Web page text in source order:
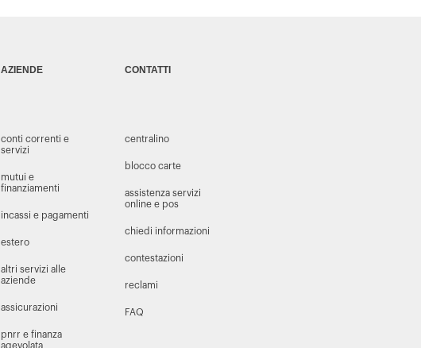
AZIENDE
conti correnti e
servizi
mutui e
finanziamenti
incassi e pagamenti
estero
altri servizi alle
aziende
assicurazioni
pnrr e finanza
agevolata
CONTATTI
centralino
blocco carte
assistenza servizi
online e pos
chiedi informazioni
contestazioni
reclami
FAQ